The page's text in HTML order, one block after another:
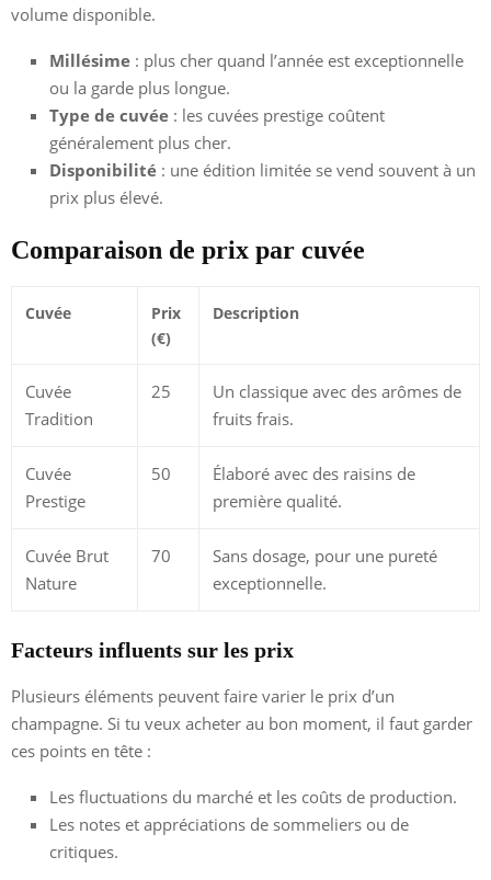
volume disponible.
Millésime : plus cher quand l’année est exceptionnelle
ou la garde plus longue.
Type de cuvée : les cuvées prestige coûtent
généralement plus cher.
Disponibilité : une édition limitée se vend souvent à un
prix plus élevé.
Comparaison de prix par cuvée
Cuvée
Prix
(€)
Description
Cuvée
Tradition
25
Un classique avec des arômes de
fruits frais.
Cuvée
Prestige
50
Élaboré avec des raisins de
première qualité.
Cuvée Brut
Nature
70
Sans dosage, pour une pureté
exceptionnelle.
Facteurs influents sur les prix
Plusieurs éléments peuvent faire varier le prix d’un
champagne. Si tu veux acheter au bon moment, il faut garder
ces points en tête :
Les fluctuations du marché et les coûts de production.
Les notes et appréciations de sommeliers ou de
critiques.